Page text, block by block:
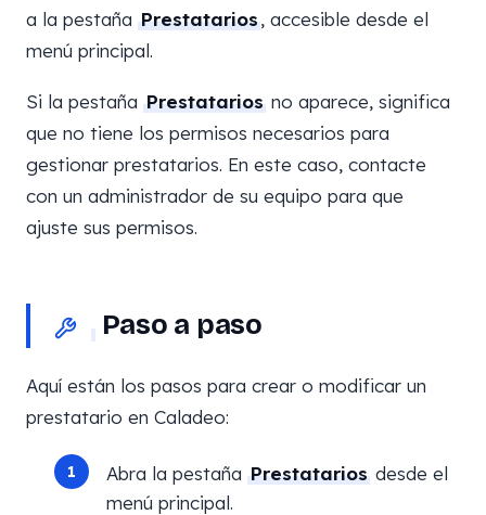
a la pestaña Prestatarios, accesible desde el
menú principal.
Si la pestaña Prestatarios no aparece, significa
que no tiene los permisos necesarios para
gestionar prestatarios. En este caso, contacte
con un administrador de su equipo para que
ajuste sus permisos.
Paso a paso
Aquí están los pasos para crear o modificar un
prestatario en Caladeo:
Abra la pestaña Prestatariosdesde el
menú principal.